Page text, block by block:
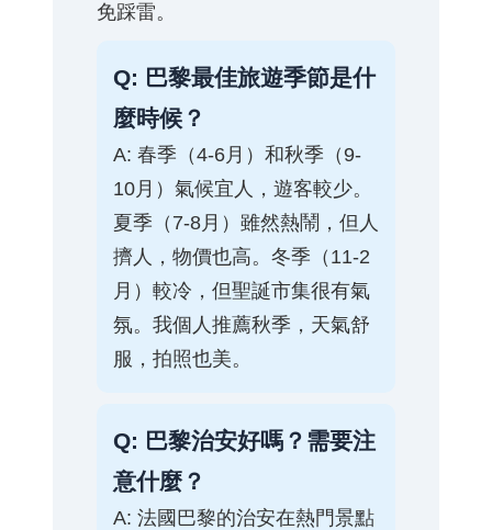
免踩雷。
Q: 巴黎最佳旅遊季節是什
麼時候？
A: 春季（4-6月）和秋季（9-
10月）氣候宜人，遊客較少。
夏季（7-8月）雖然熱鬧，但人
擠人，物價也高。冬季（11-2
月）較冷，但聖誕市集很有氣
氛。我個人推薦秋季，天氣舒
服，拍照也美。
Q: 巴黎治安好嗎？需要注
意什麼？
A: 法國巴黎的治安在熱門景點